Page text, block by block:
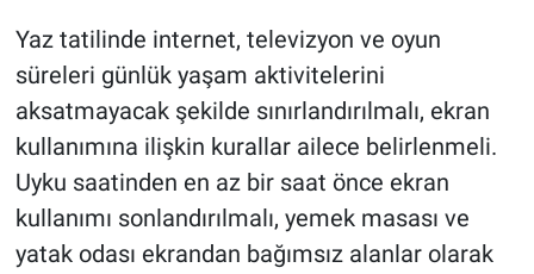
Yaz tatilinde internet, televizyon ve oyun
süreleri günlük yaşam aktivitelerini
aksatmayacak şekilde sınırlandırılmalı, ekran
kullanımına ilişkin kurallar ailece belirlenmeli.
Uyku saatinden en az bir saat önce ekran
kullanımı sonlandırılmalı, yemek masası ve
yatak odası ekrandan bağımsız alanlar olarak